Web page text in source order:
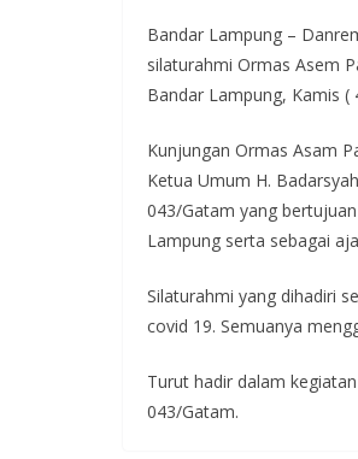
Bandar Lampung –
silaturahmi Ormas Asem
Bandar Lampung, Kamis (
Kunjungan Ormas Asam
Ketua Umum H.
043/Gatam yang
Lampung serta sebagai
Silaturahmi yang dihadiri
covid 19. Semuanya
Turut hadir dalam
043/Gatam.